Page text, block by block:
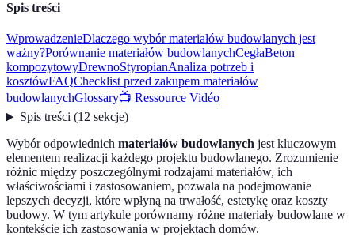
Spis treści
WprowadzenieDlaczego wybór materiałów budowlanych jest
ważny?Porównanie materiałów budowlanychCegłaBeton
kompozytowyDrewnoStyropianAnaliza potrzeb i
kosztówFAQChecklist przed zakupem materiałów
budowlanychGlossary📺 Ressource Vidéo
Spis treści(12 sekcje)
Wybór odpowiednich materiałów budowlanych jest kluczowym
elementem realizacji każdego projektu budowlanego. Zrozumienie
różnic między poszczególnymi rodzajami materiałów, ich
właściwościami i zastosowaniem, pozwala na podejmowanie
lepszych decyzji, które wpłyną na trwałość, estetykę oraz koszty
budowy. W tym artykule porównamy różne materiały budowlane w
kontekście ich zastosowania w projektach domów.